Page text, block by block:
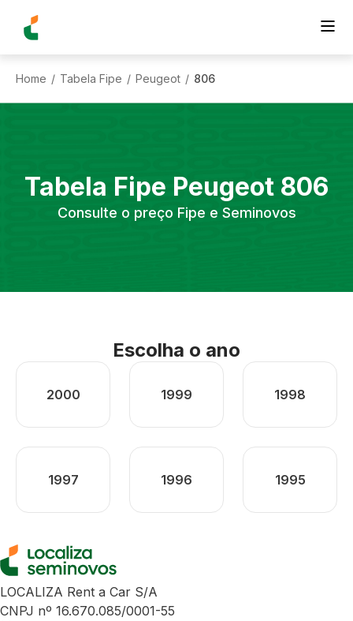
Home / Tabela Fipe / Peugeot / 806
Tabela Fipe Peugeot 806
Consulte o preço Fipe e Seminovos
Escolha o ano
2000 1999 1998
1997 1996 1995
LOCALIZA Rent a Car S/A
CNPJ nº 16.670.085/0001-55